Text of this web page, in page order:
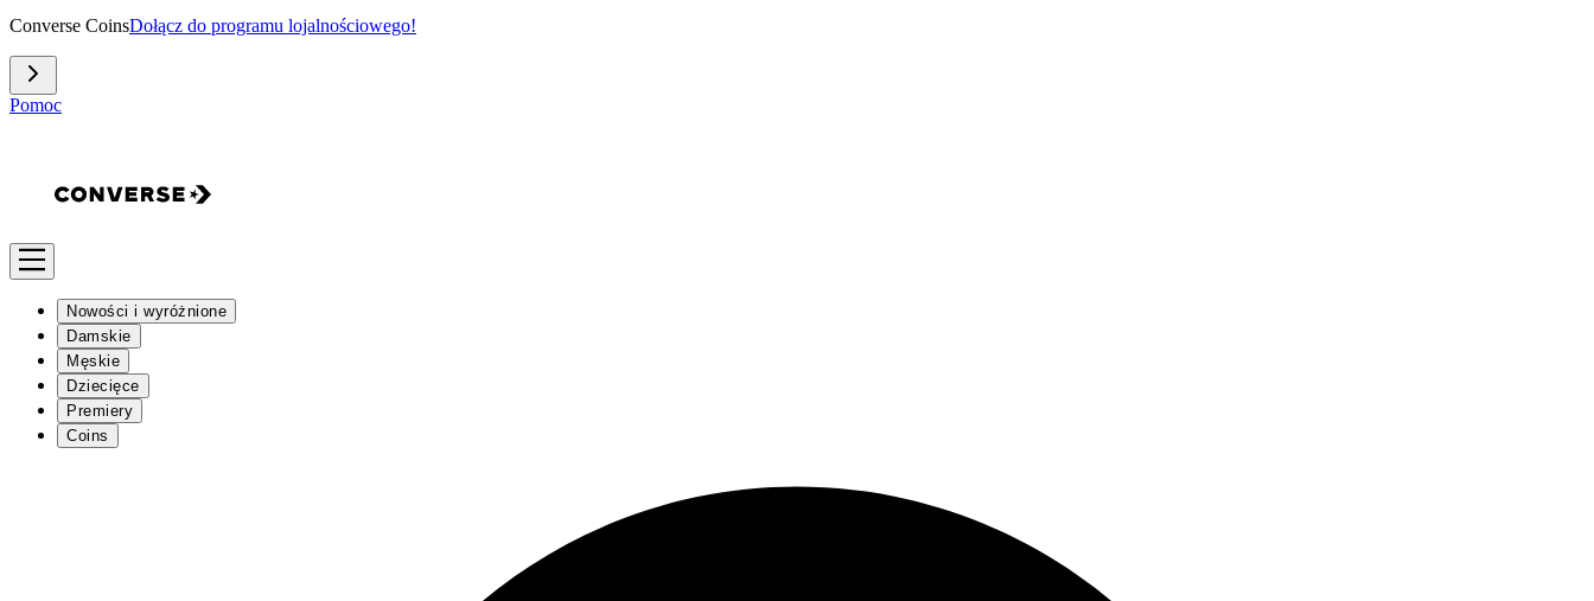
Converse CoinsDołącz do programu lojalnościowego!
Pomoc
Nowości i wyróżnione
Damskie
Męskie
Dziecięce
Premiery
Coins